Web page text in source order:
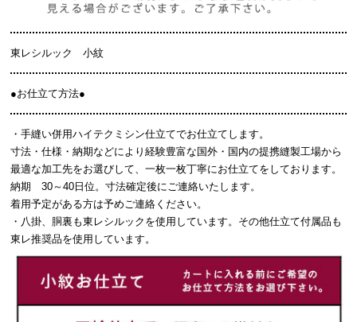
東レシルック 小紋
●お仕立て方法●
・手縫い併用ハイテクミシン仕立てでお仕立てします。
寸法・仕様・納期などにより経験豊富な国外・国内の提携縫製工場から
最適な加工先をお選びして、一枚一枚丁寧にお仕立てをしております。
納期 30～40日位。寸法確定後にご連絡いたします。
着用予定がある方は予めご連絡ください。
・八掛、胴裏も東レシルックを使用しています。その他仕立て付属品も
東レ推奨品を使用しています。